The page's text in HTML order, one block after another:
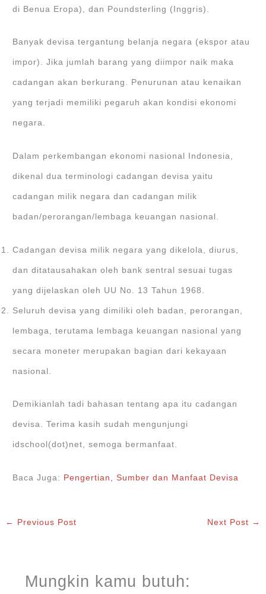
di Benua Eropa), dan Poundsterling (Inggris).
Banyak devisa tergantung belanja negara (ekspor atau
impor). Jika jumlah barang yang diimpor naik maka
cadangan akan berkurang. Penurunan atau kenaikan
yang terjadi memiliki pegaruh akan kondisi ekonomi
negara.
Dalam perkembangan ekonomi nasional Indonesia,
dikenal dua terminologi cadangan devisa yaitu
cadangan milik negara dan cadangan milik
badan/perorangan/lembaga keuangan nasional.
Cadangan devisa milik negara yang dikelola, diurus,
dan ditatausahakan oleh bank sentral sesuai tugas
yang dijelaskan oleh UU No. 13 Tahun 1968.
Seluruh devisa yang dimiliki oleh badan, perorangan,
lembaga, terutama lembaga keuangan nasional yang
secara moneter merupakan bagian dari kekayaan
nasional.
Demikianlah tadi bahasan tentang apa itu cadangan
devisa. Terima kasih sudah mengunjungi
idschool(dot)net, semoga bermanfaat.
Baca Juga: Pengertian, Sumber dan Manfaat Devisa
← Previous Post Next Post →
Mungkin kamu butuh: